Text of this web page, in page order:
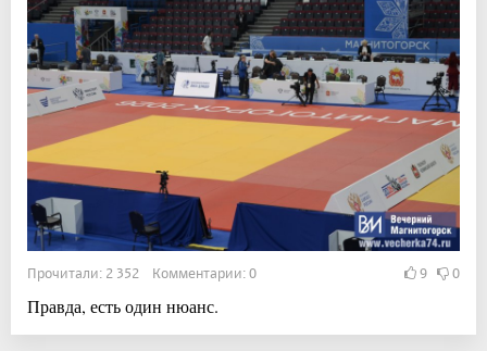
Прочитали: 2 352 Комментарии: 0 9 0
Правда, есть один нюанс.